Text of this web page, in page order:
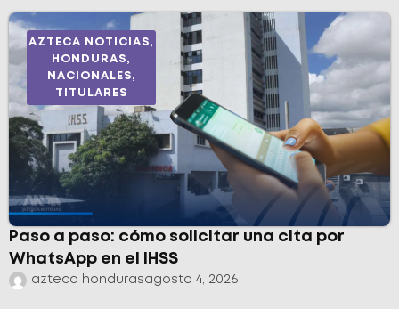
AZTECA NOTICIAS,
HONDURAS,
NACIONALES,
TITULARES
Paso a paso: cómo solicitar una cita por
WhatsApp en el IHSS
azteca hondurasagosto 4, 2026